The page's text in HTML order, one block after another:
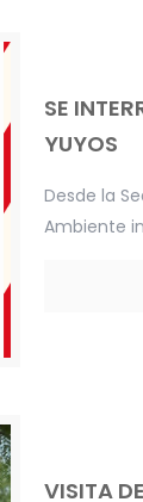
SE
YUYOS
Desde la
Ambiente
VISITA